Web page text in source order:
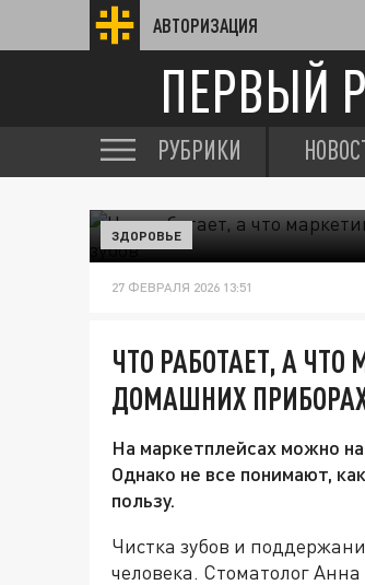
АВТОРИЗАЦИЯ
ПЕРВЫЙ
РУБРИКИ
ЗДОРОВЬЕ
27 ФЕВРАЛЯ 2026 13:51
ЧТО РАБОТАЕТ, А
ДОМАШНИХ
На маркетплейсах можно
Однако не все понимают,
пользу.
Чистка зубов и
человека. Стоматолог